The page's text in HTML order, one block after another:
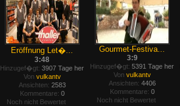
Eröffnung Let�...
3:48
Hinzugef�gt: 3907 Tage her
Von vulkantv
Ansichten: 2583
Kommentare: 0
Noch nicht Bewertet
Gourmet-Festiva...
3:9
Hinzugef�gt: 5391 Tage her
Von vulkantv
Ansichten: 4406
Kommentare: 0
Noch nicht Bewertet